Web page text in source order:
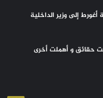
إلى وزير الداخلية
حقائق و أهملت أخرى